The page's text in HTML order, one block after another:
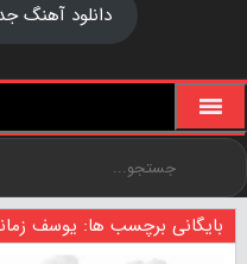
دانلود آهنگ
بایگانی برچسب ها: یوسف